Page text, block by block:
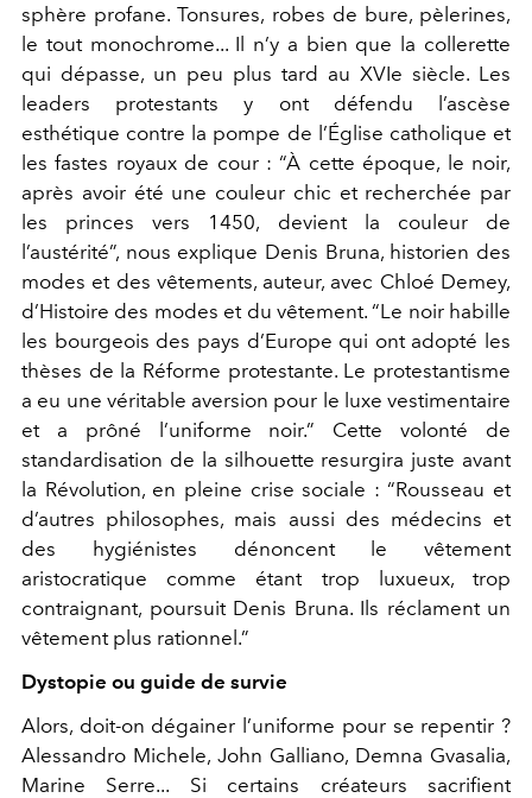
sphère profane. Tonsures, robes de bure, pèlerines,
le tout monochrome... Il n’y a bien que la collerette
qui dépasse, un peu plus tard au XVIe siècle. Les
leaders protestants y ont défendu l’ascèse
esthétique contre la pompe de l’Église catholique et
les fastes royaux de cour : “À cette époque, le noir,
après avoir été une couleur chic et recherchée par
les princes vers 1450, devient la couleur de
l’austérité”, nous explique Denis Bruna, historien des
modes et des vêtements, auteur, avec Chloé Demey,
d’Histoire des modes et du vêtement. “Le noir habille
les bourgeois des pays d’Europe qui ont adopté les
thèses de la Réforme protestante. Le protestantisme
a eu une véritable aversion pour le luxe vestimentaire
et a prôné l’uniforme noir.” Cette volonté de
standardisation de la silhouette resurgira juste avant
la Révolution, en pleine crise sociale : “Rousseau et
d’autres philosophes, mais aussi des médecins et
des hygiénistes dénoncent le vêtement
aristocratique comme étant trop luxueux, trop
contraignant, poursuit Denis Bruna. Ils réclament un
vêtement plus rationnel.”
Dystopie ou guide de survie
Alors, doit-on dégainer l’uniforme pour se repentir ?
Alessandro Michele, John Galliano, Demna Gvasalia,
Marine Serre... Si certains créateurs sacrifient